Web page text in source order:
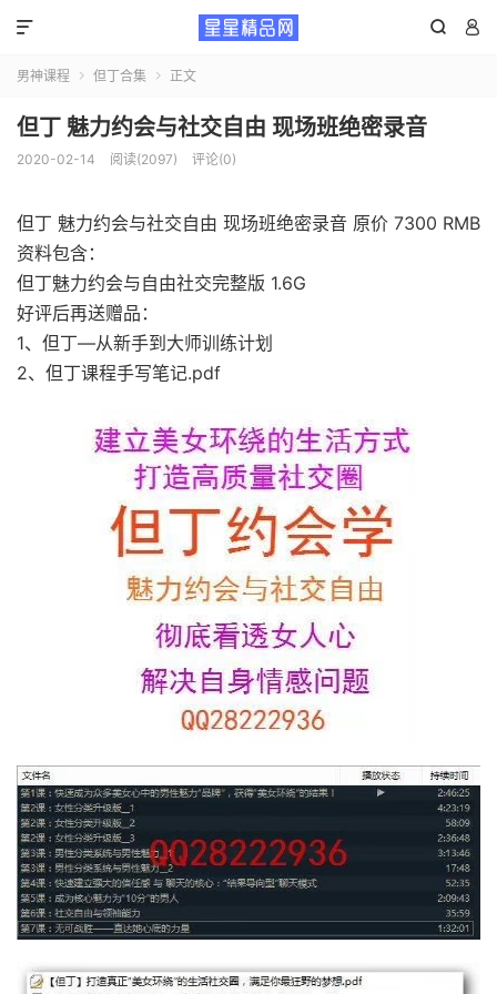
 

男神课程  但丁合集  正文
但丁 魅力约会与社交自由 现场班绝密录音
2020-02-14 阅读(2097) 评论(0)
但丁 魅力约会与社交自由 现场班绝密录音 原价 7300 RMB
资料包含：
但丁魅力约会与自由社交完整版 1.6G
好评后再送赠品：
1、但丁—从新手到大师训练计划
2、但丁课程手写笔记.pdf